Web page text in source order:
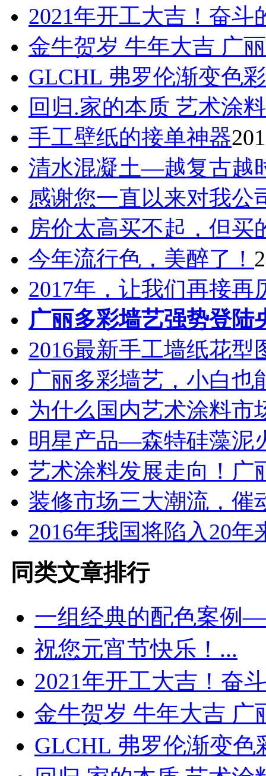
2021年开工大吉！奋斗
金牛贺岁 牛年大吉 广
GLCHL 弗罗伦渐变色彩
回归.家的本质 艺术涂
手工壁纸的接单神器
清水混凝土—越复古越
感谢您一直以来对我公
房价太高买不起，但买
今年流行色，美醉了！
2017年，让我们再接再
广丽多彩墙艺强势登陆
2016最新手工墙纸花型
广丽多彩墙艺，小白也
为什么国内艺术涂料市
明星产品—森特硅藻泥
艺术涂料发展走向！广
装修市场三大潮流，催
2016年我国将陷入20年
同类文章排行
一组经典的配色案例
祝您元宵节快乐！...
2021年开工大吉！奋
金牛贺岁 牛年大吉 广
GLCHL 弗罗伦渐变色